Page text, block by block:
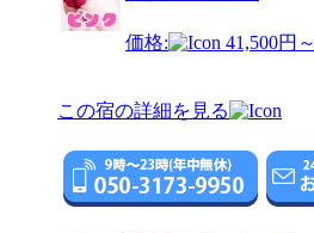
価格: 41,500円～
この宿の詳細を見る